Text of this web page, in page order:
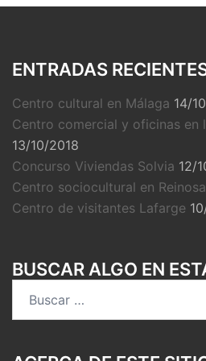
ENTRADAS
Centro cultural en Málaga 14/
Centro comercial y oficinas en
13/10/2018
Concurso Viviendas Solvia 12/
Centro sociocultural en Reinosa
Centro de visitantes Lafarge
BUSCAR ALGO EN